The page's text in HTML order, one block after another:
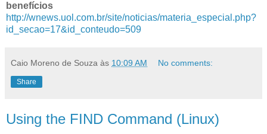
benefícios
http://wnews.uol.com.br/site/noticias/materia_especial.php?
id_secao=17&id_conteudo=509
Caio Moreno de Souza às 10:09 AM No comments:
Share
Using the FIND Command (Linux)